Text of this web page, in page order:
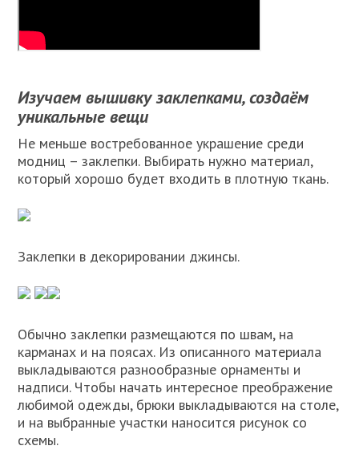
Изучаем вышивку заклепками, создаём
уникальные вещи
Не меньше востребованное украшение среди
модниц – заклепки. Выбирать нужно материал,
который хорошо будет входить в плотную ткань.
Заклепки в декорировании джинсы.
Обычно заклепки размещаются по швам, на
карманах и на поясах. Из описанного материала
выкладываются разнообразные орнаменты и
надписи. Чтобы начать интересное преображение
любимой одежды, брюки выкладываются на столе,
и на выбранные участки наносится рисунок со
схемы.